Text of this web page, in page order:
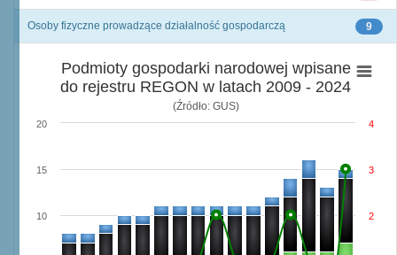
9
Osoby fizyczne prowadzące działalność gospodarczą
Podmioty gospodarki narodowej wpisane
do rejestru REGON w latach 2009 - 2024
(Źródło: GUS)
10
15
20
2
3
4